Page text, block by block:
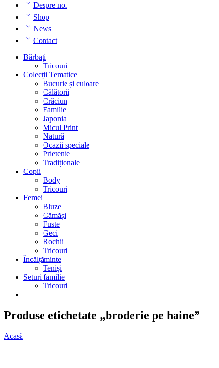
Despre noi
Shop
News
Contact
Bărbați
Tricouri
Colecții Tematice
Bucurie și culoare
Călătorii
Crăciun
Familie
Japonia
Micul Print
Natură
Ocazii speciale
Prietenie
Tradiționale
Copii
Body
Tricouri
Femei
Bluze
Cămăși
Fuste
Geci
Rochii
Tricouri
Încălțăminte
Teniși
Seturi familie
Tricouri
Produse etichetate „broderie pe haine”
Acasă